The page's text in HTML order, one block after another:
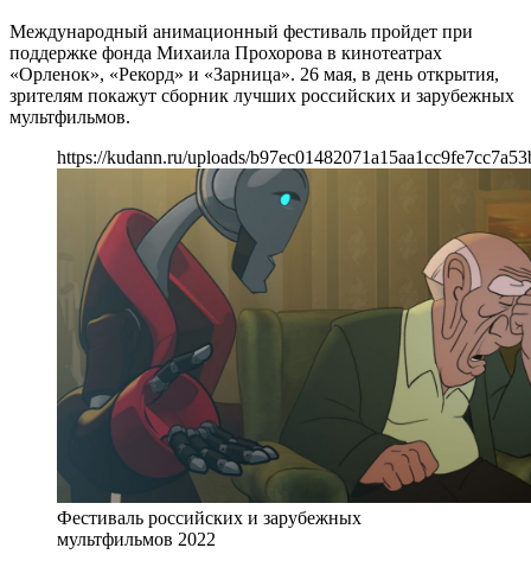
Международный анимационный фестиваль пройдет при
поддержке фонда Михаила Прохорова в кинотеатрах
«Орленок», «Рекорд» и «Зарница». 26 мая, в день открытия,
зрителям покажут сборник лучших российских и зарубежных
мультфильмов.
https://kudann.ru/uploads/
Фестиваль российских и зарубежных
мультфильмов 2022